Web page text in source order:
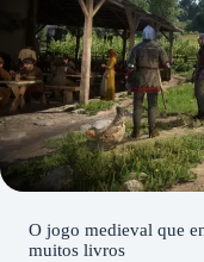
O jogo medieval que
muitos livros